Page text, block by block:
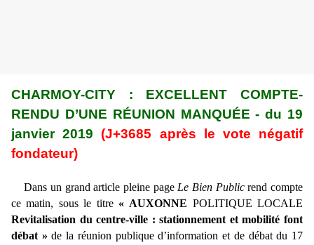
CHARMOY-CITY : EXCELLENT COMPTE-
RENDU D’UNE RÉUNION MANQUÉE - du 19
janvier 2019 (J+3685 après le vote négatif
fondateur)
Dans un grand article pleine pageLe Bien Publicrend compte
ce matin, sous le titre « AUXONNE POLITIQUE LOCALE
Revitalisation du centre-ville : stationnement et mobilité font
débat » de la réunion publique d’information et de débat du 17